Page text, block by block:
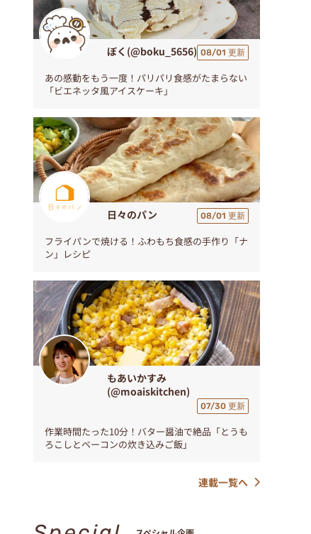
ぼく(@boku_5656) 08/01 更新
あの感動をもう一度！パリパリ食感がたまらない
「ビエネッタ風アイスケーキ」
日々のパン 08/01 更新
フライパンで焼ける！ふわもち食感の手作り「ナ
ン」レシピ
もあいかすみ
(@moaiskitchen)
07/30 更新
作業時間たった10分！バター醤油で絶品「とうも
ろこしとベーコンの炊き込みご飯」
連載一覧へ